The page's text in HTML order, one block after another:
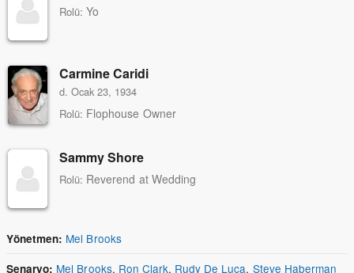
Rolü: Yo
Carmine Caridi
d. Ocak 23, 1934
Rolü: Flophouse Owner
Sammy Shore
Rolü: Reverend at Wedding
Yönetmen: Mel Brooks
Senaryo: Mel Brooks, Ron Clark, Rudy De Luca, Steve Haberman